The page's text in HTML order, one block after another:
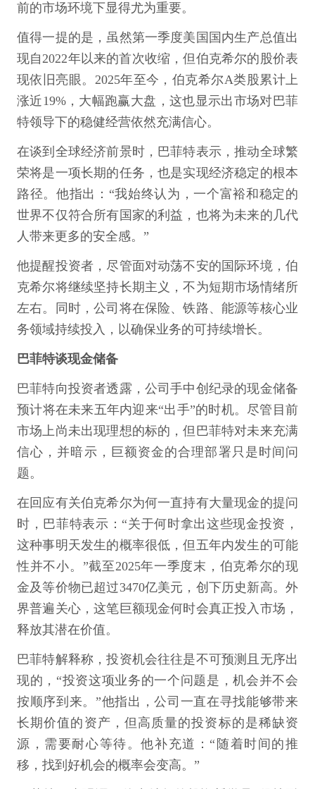
前的市场环境下显得尤为重要。
值得一提的是，虽然第一季度美国国内生产总值出
现自2022年以来的首次收缩，但伯克希尔的股价表
现依旧亮眼。2025年至今，伯克希尔A类股累计上
涨近19%，大幅跑赢大盘，这也显示出市场对巴菲
特领导下的稳健经营依然充满信心。
在谈到全球经济前景时，巴菲特表示，推动全球繁
荣将是一项长期的任务，也是实现经济稳定的根本
路径。他指出：“我始终认为，一个富裕和稳定的
世界不仅符合所有国家的利益，也将为未来的几代
人带来更多的安全感。”
他提醒投资者，尽管面对动荡不安的国际环境，伯
克希尔将继续坚持长期主义，不为短期市场情绪所
左右。同时，公司将在保险、铁路、能源等核心业
务领域持续投入，以确保业务的可持续增长。
巴菲特谈现金储备
巴菲特向投资者透露，公司手中创纪录的现金储备
预计将在未来五年内迎来“出手”的时机。尽管目前
市场上尚未出现理想的标的，但巴菲特对未来充满
信心，并暗示，巨额资金的合理部署只是时间问
题。
在回应有关伯克希尔为何一直持有大量现金的提问
时，巴菲特表示：“关于何时拿出这些现金投资，
这种事明天发生的概率很低，但五年内发生的可能
性并不小。”截至2025年一季度末，伯克希尔的现
金及等价物已超过3470亿美元，创下历史新高。外
界普遍关心，这笔巨额现金何时会真正投入市场，
释放其潜在价值。
巴菲特解释称，投资机会往往是不可预测且无序出
现的，“投资这项业务的一个问题是，机会并不会
按顺序到来。”他指出，公司一直在寻找能够带来
长期价值的资产，但高质量的投资标的是稀缺资
源，需要耐心等待。他补充道：“随着时间的推
移，找到好机会的概率会变高。”